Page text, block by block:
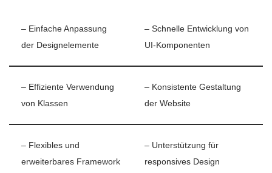
– Einfache Anpassung
der Designelemente
– Schnelle Entwicklung von
UI-Komponenten
– Effiziente Verwendung
von Klassen
– Konsistente Gestaltung
der Website
– Flexibles und
erweiterbares Framework
– Unterstützung für
responsives Design